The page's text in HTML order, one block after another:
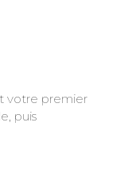
votre premier
puis